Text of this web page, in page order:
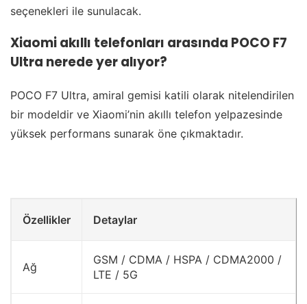
seçenekleri ile sunulacak.
Xiaomi akıllı telefonları arasında POCO F7
Ultra nerede yer alıyor?
POCO F7 Ultra, amiral gemisi katili olarak nitelendirilen
bir modeldir ve Xiaomi’nin akıllı telefon yelpazesinde
yüksek performans sunarak öne çıkmaktadır.
Özellikler Detaylar
Ağ
GSM / CDMA / HSPA / CDMA2000 /
LTE / 5G